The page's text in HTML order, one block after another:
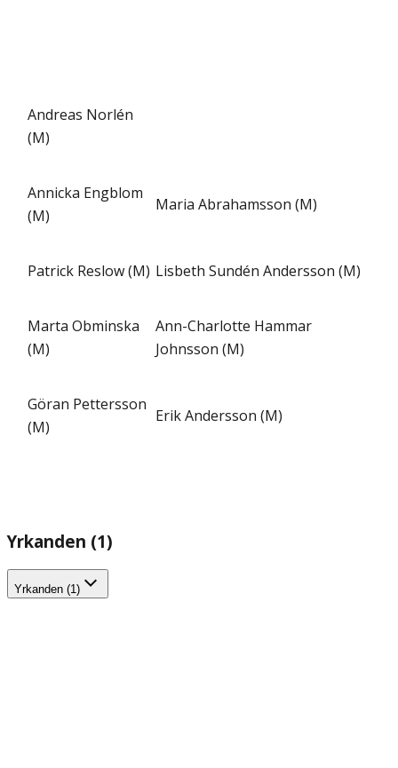
Andreas Norlén
(M)
Annicka Engblom
(M)
Maria Abrahamsson (M)
Patrick Reslow (M) Lisbeth Sundén Andersson (M)
Marta Obminska
(M)
Ann-Charlotte Hammar
Johnsson (M)
Göran Pettersson
(M)
Erik Andersson (M)
Yrkanden (1)
Yrkanden (1)